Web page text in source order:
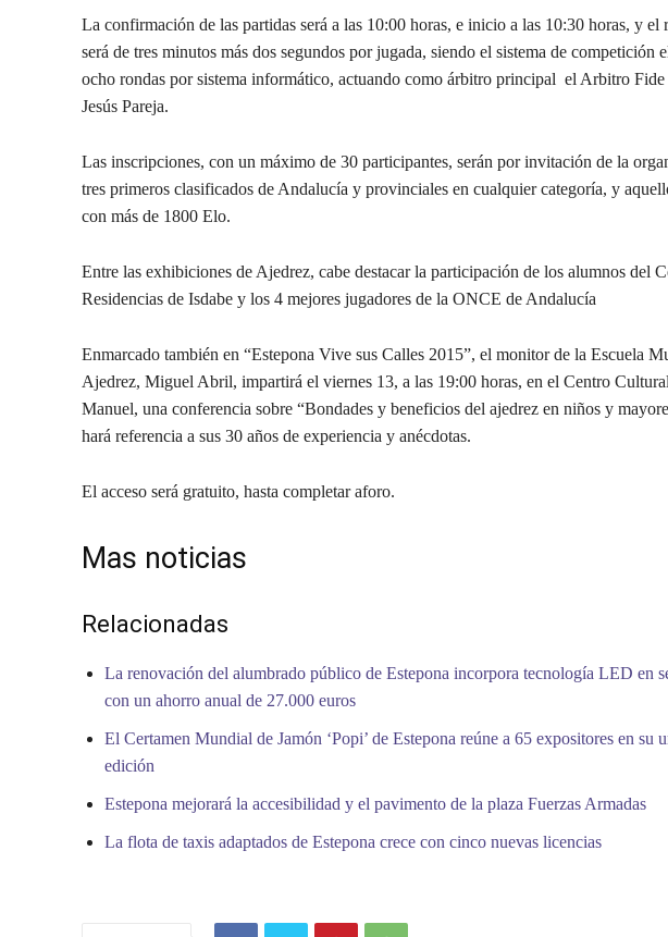
La confirmación de las partidas será a las 10:00 horas, e inicio a las 10:30 horas, y el
será de tres minutos más dos segundos por jugada, siendo el sistema de competición
ocho rondas por sistema informático, actuando como árbitro principal el Arbitro Fide
Jesús Pareja.
Las inscripciones, con un máximo de 30 participantes, serán por invitación de la
tres primeros clasificados de Andalucía y provinciales en cualquier categoría, y
con más de 1800 Elo.
Entre las exhibiciones de Ajedrez, cabe destacar la participación de los alumnos del
Residencias de Isdabe y los 4 mejores jugadores de la ONCE de Andalucía
Enmarcado también en “Estepona Vive sus Calles 2015”, el monitor de la Escuela
Ajedrez, Miguel Abril, impartirá el viernes 13, a las 19:00 horas, en el Centro
Manuel, una conferencia sobre “Bondades y beneficios del ajedrez en niños y
hará referencia a sus 30 años de experiencia y anécdotas.
El acceso será gratuito, hasta completar aforo.
Mas noticias
Relacionadas
La renovación del alumbrado público de Estepona incorpora tecnología LED en
con un ahorro anual de 27.000 euros
El Certamen Mundial de Jamón ‘Popi’ de Estepona reúne a 65 expositores en su
edición
Estepona mejorará la accesibilidad y el pavimento de la plaza Fuerzas Armadas
La flota de taxis adaptados de Estepona crece con cinco nuevas licencias